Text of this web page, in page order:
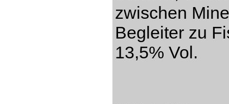
zwischen
Begleiter zu
13,5% Vol.